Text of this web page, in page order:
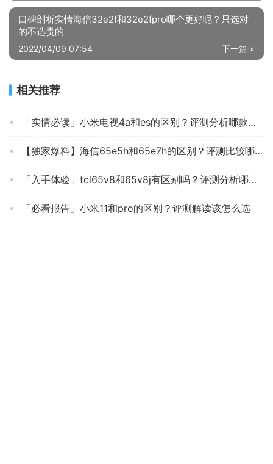
口碑剖析实情海信32e2f和32e2fpro哪个更好呢？只选对
的不选贵的
下一篇 »
2022/04/09 07:54
相关推荐
「实情必读」小米电视4a和es的区别？评测分析哪款更好
【独家爆料】海信65e5h和65e7h的区别？评测比较哪款好
「入手体验」tcl65v8和65v8j有区别吗？评测分析哪款更好
「必看报告」小米11和pro的区别？评测解读该怎么选